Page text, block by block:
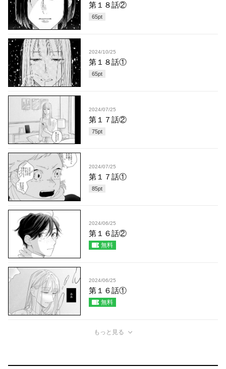
第１８話②
65pt
2024/10/25
第１８話①
65pt
2024/07/25
第１７話②
75pt
2024/07/25
第１７話①
85pt
2024/06/25
第１６話②
無料
2024/06/25
第１６話①
無料
もっと見る